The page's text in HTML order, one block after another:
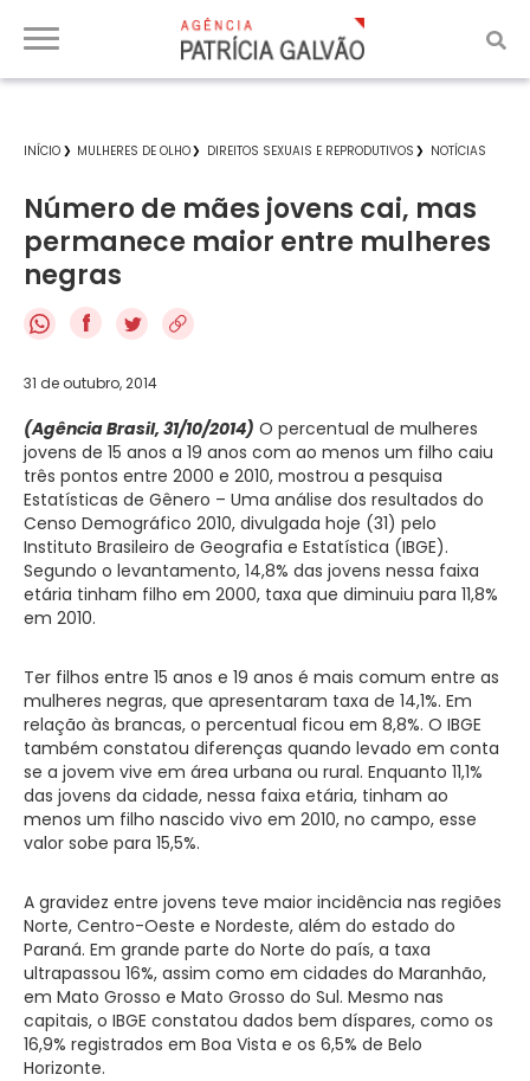
INÍCIO MULHERES DE OLHO DIREITOS SEXUAIS E REPRODUTIVOS NOTÍCIAS
Número de mães jovens cai, mas
permanece maior entre mulheres
negras
f
31 de outubro, 2014
(Agência Brasil, 31/10/2014) O percentual de mulheres
jovens de 15 anos a 19 anos com ao menos um filho caiu
três pontos entre 2000 e 2010, mostrou a pesquisa
Estatísticas de Gênero – Uma análise dos resultados do
Censo Demográfico 2010, divulgada hoje (31) pelo
Instituto Brasileiro de Geografia e Estatística (IBGE).
Segundo o levantamento, 14,8% das jovens nessa faixa
etária tinham filho em 2000, taxa que diminuiu para 11,8%
em 2010.
Ter filhos entre 15 anos e 19 anos é mais comum entre as
mulheres negras, que apresentaram taxa de 14,1%. Em
relação às brancas, o percentual ficou em 8,8%. O IBGE
também constatou diferenças quando levado em conta
se a jovem vive em área urbana ou rural. Enquanto 11,1%
das jovens da cidade, nessa faixa etária, tinham ao
menos um filho nascido vivo em 2010, no campo, esse
valor sobe para 15,5%.
A gravidez entre jovens teve maior incidência nas regiões
Norte, Centro-Oeste e Nordeste, além do estado do
Paraná. Em grande parte do Norte do país, a taxa
ultrapassou 16%, assim como em cidades do Maranhão,
em Mato Grosso e Mato Grosso do Sul. Mesmo nas
capitais, o IBGE constatou dados bem díspares, como os
16,9% registrados em Boa Vista e os 6,5% de Belo
Horizonte.